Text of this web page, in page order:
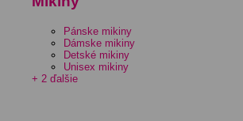
Pánske mikiny
Dámske mikiny
Detské mikiny
Unisex mikiny
+ 2 ďalšie